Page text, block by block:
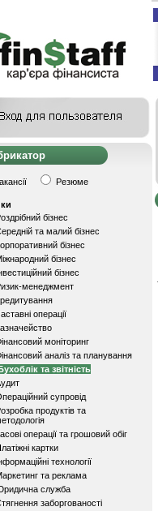
Резюме
бізнес
та малий бізнес
бізнес
бізнес
бізнес
менеджмент
операції
моніторинг
аналіз та планування
та звітність
супровід
продуктів та
операції та грошовий обіг
картки
технології
та реклама
служба
заборгованості